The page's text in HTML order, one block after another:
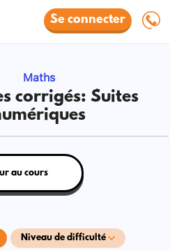
Se connecter
Maths
corrigés: Suites
Niveau de difficulté
au cours